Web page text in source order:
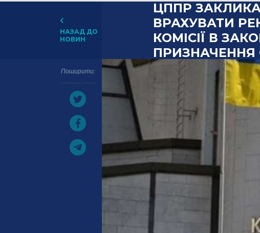
НАЗАД ДО
НОВИН
Поширити:
ЦППР
ВРАХУВАТИ
КОМІСІЇ В
ПРИЗНАЧЕННЯ